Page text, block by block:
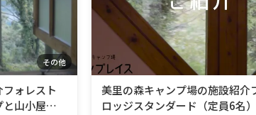
その他
ォレスト
山小屋タ
美里の森キャンプ場の施設紹介
ロッジスタンダード（定員6名